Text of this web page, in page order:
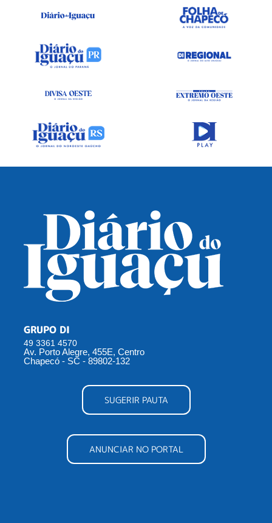
GRUPO DI
49 3361 4570
Av. Porto Alegre, 455E, Centro
Chapecó - SC - 89802-132
SUGERIR PAUTA
ANUNCIAR NO PORTAL